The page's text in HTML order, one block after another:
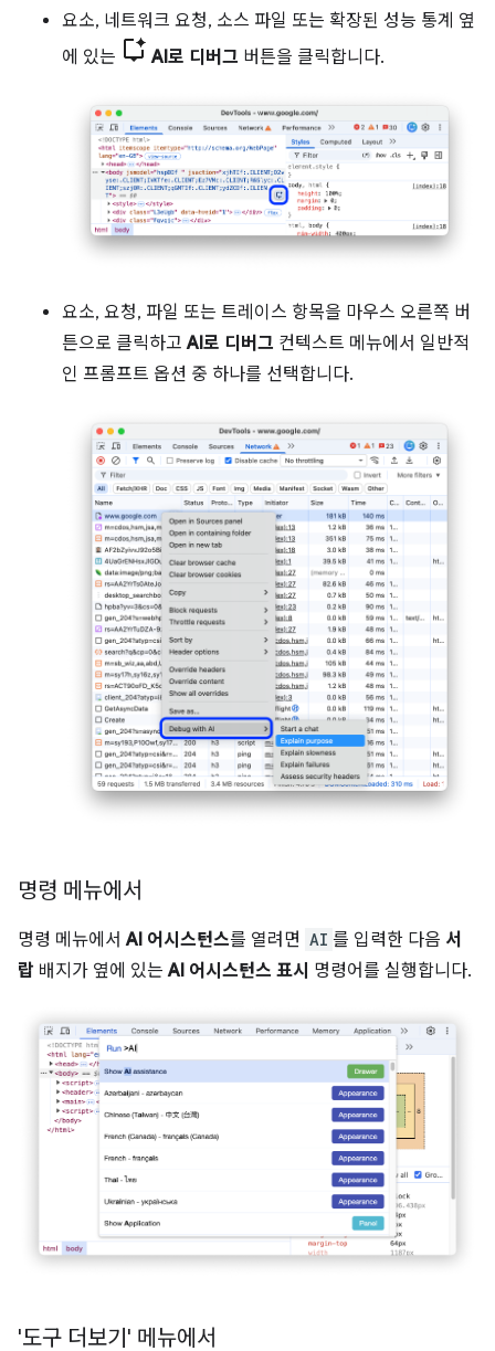
요소, 네트워크 요청, 소스 파일 또는 확장된 성능 통계 옆
에 있는
AI로 디버그 버튼을 클릭합니다.
요소, 요청, 파일 또는 트레이스 항목을 마우스 오른쪽 버
튼으로 클릭하고AI로 디버그 컨텍스트 메뉴에서 일반적
인 프롬프트 옵션 중 하나를 선택합니다.
명령 메뉴에서
명령 메뉴에서AI 어시스턴스를 열려면 AI 를 입력한 다음 서
랍 배지가 옆에 있는AI 어시스턴스 표시 명령어를 실행합니다.
'도구 더보기' 메뉴에서